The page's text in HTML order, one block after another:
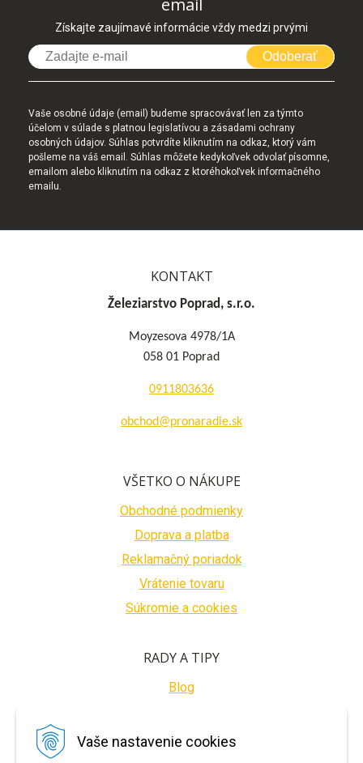
Vaše nastavenie cookies
email
Získajte zaujímavé informácie vždy medzi prvými
Odoberať
Vaše osobné údaje (email) budeme spracovávať len za týmto
účelom v súlade s platnou legislatívou a zásadami ochrany
osobných údajov. Súhlas potvrdíte kliknutím na odkaz, ktorý vám
pošleme na váš email. Súhlas môžete kedykoľvek odvolať písomne,
emailom alebo kliknutím na odkaz z ktoréhokoľvek informačného
emailu.
KONTAKT
Železiarstvo Poprad, s.r.o.
Moyzesova 4978/1A
058 01 Poprad
0911803636
obchod@pronaradie.sk
VŠETKO O NÁKUPE
Obchodné podmienky
Doprava a platba
Reklamačný poriadok
Vrátenie tovaru
Súkromie a cookies
RADY A TIPY
Blog
BEZPEČNÉ PLATBY